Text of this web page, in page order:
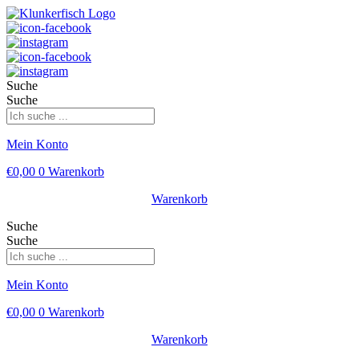
Suche
Suche
Mein Konto
€0,00 0 Warenkorb
Warenkorb
Suche
Suche
Mein Konto
€0,00 0 Warenkorb
Warenkorb